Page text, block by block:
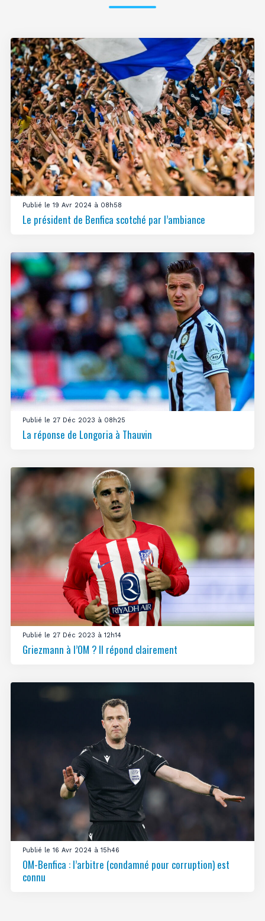
Publié le 19 Avr 2024 à 08h58
Le président de Benfica scotché par l’ambiance
Publié le 27 Déc 2023 à 08h25
La réponse de Longoria à Thauvin
Publié le 27 Déc 2023 à 12h14
Griezmann à l’OM ? Il répond clairement
Publié le 16 Avr 2024 à 15h46
OM-Benfica : l’arbitre (condamné pour corruption) est
connu